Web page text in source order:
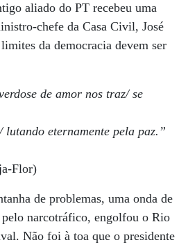
aliado do PT recebeu uma
chefe da Casa Civil, José
da democracia devem ser
de amor nos traz/ se
eternamente pela paz.”
Flor)
de problemas, uma onda de
narcotráfico, engolfou o Rio
Não foi à toa que o presidente